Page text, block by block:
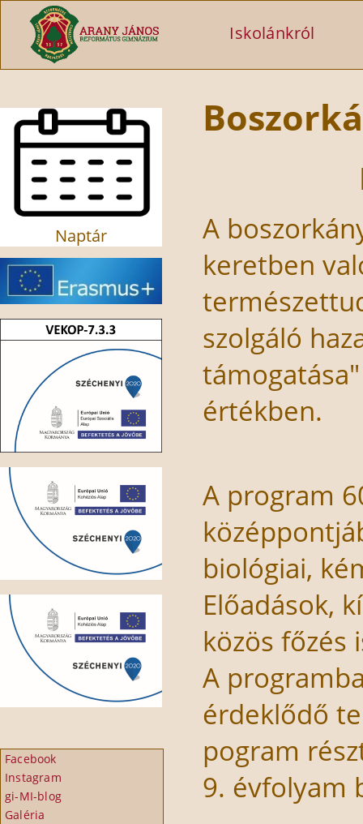
Ugrás a tartalomra
Iskolánkról
Naptár
Facebook
Instagram
gi-MI-blog
Galéria
A
keretben
szolgáló
értékben.
A program
biológiai,
Előadások,
közös főzés
A
érdeklődő
pogram
9. évfolyam